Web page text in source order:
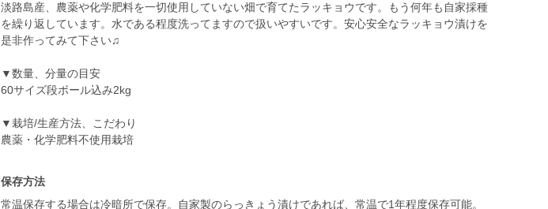
淡路島産、農薬や化学肥料を一切使用していない畑で育てたラッキョウです。もう何年も自家採種
を繰り返しています。水である程度洗ってますので扱いやすいです。安心安全なラッキョウ漬けを
是非作ってみて下さい♫
▼数量、分量の目安
60サイズ段ボール込み2kg
▼栽培/生産方法、こだわり
保存方法
常温保存する場合は冷暗所で保存。自家製のらっきょう漬けであれば、常温で1年程度保存可能。